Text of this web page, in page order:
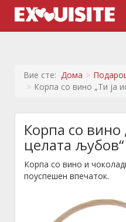
Вие сте: Дома
Корпа со вино „Ти ја
Корпа со вино
целата љубов“
Корпа со вино и
поуспешен впечаток.